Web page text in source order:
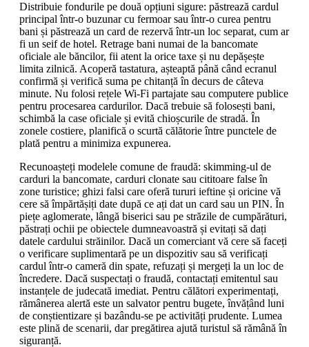
Distribuie fondurile pe două opțiuni sigure: păstrează cardul
principal într-o buzunar cu fermoar sau într-o curea pentru
bani și păstrează un card de rezervă într-un loc separat, cum ar
fi un seif de hotel. Retrage bani numai de la bancomate
oficiale ale băncilor, fii atent la orice taxe și nu depășește
limita zilnică. Acoperă tastatura, așteaptă până când ecranul
confirmă și verifică suma pe chitanță în decurs de câteva
minute. Nu folosi rețele Wi-Fi partajate sau computere publice
pentru procesarea cardurilor. Dacă trebuie să folosești bani,
schimbă la case oficiale și evită chioșcurile de stradă. În
zonele costiere, planifică o scurtă călătorie între punctele de
plată pentru a minimiza expunerea.
Recunoașteți modelele comune de fraudă: skimming-ul de
carduri la bancomate, carduri clonate sau cititoare false în
zone turistice; ghizi falsi care oferă tururi ieftine și oricine vă
cere să împărtășiți date după ce ați dat un card sau un PIN. În
piețe aglomerate, lângă biserici sau pe străzile de cumpărături,
păstrați ochii pe obiectele dumneavoastră și evitați să dați
datele cardului străinilor. Dacă un comerciant vă cere să faceți
o verificare suplimentară pe un dispozitiv sau să verificați
cardul într-o cameră din spate, refuzați și mergeți la un loc de
încredere. Dacă suspectați o fraudă, contactați emitentul sau
instanțele de judecată imediat. Pentru călători experimentați,
rămânerea alertă este un salvator pentru bugete, învățând luni
de conștientizare și bazându-se pe activități prudente. Lumea
este plină de scenarii, dar pregătirea ajută turistul să rămână în
siguranță.